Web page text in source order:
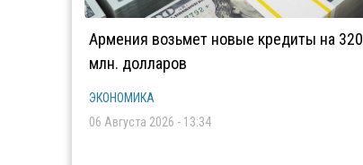
Армения возьмет новые кредиты на 320
млн. долларов
ЭКОНОМИКА
06 Августа 2026 - 13:34